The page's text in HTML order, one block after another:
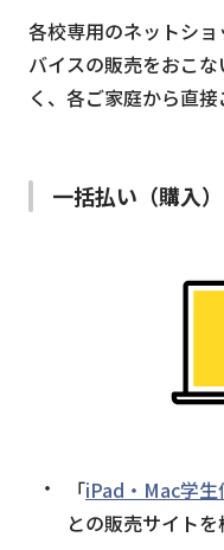
各校専用のネットシ
バイスの販売をおこ
く、各ご家庭から直接
一括払い（購入）
「iPad・Mac学
との販売サイト